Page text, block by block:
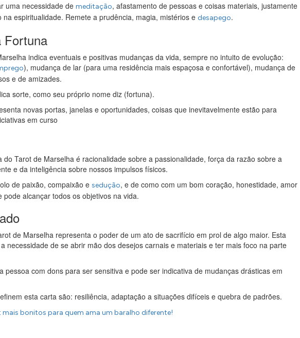
uma necessidade de meditação, afastamento de pessoas e coisas materiais, justamente
espiritualidade. Remete a prudência, magia, mistérios e desapego.
Fortuna
indica eventuais e positivas mudanças da vida, sempre no intuito de evolução:
), mudança de lar (para uma residência mais espaçosa e confortável), mudança de
e de amizades.
sorte, como seu próprio nome diz (fortuna).
novas portas, janelas e oportunidades, coisas que inevitavelmente estão para
em curso
do Tarot de Marselha é racionalidade sobre a passionalidade, força da razão sobre a
e da inteligência sobre nossos impulsos físicos.
de paixão, compaixão e sedução, e de como com um bom coração, honestidade, amor
pode alcançar todos os objetivos na vida.
de Marselha representa o poder de um ato de sacrifício em prol de algo maior. Esta
necessidade de se abrir mão dos desejos carnais e materiais e ter mais foco na parte
pessoa com dons para ser sensitiva e pode ser indicativa de mudanças drásticas em
esta carta são: resiliência, adaptação a situações difíceis e quebra de padrões.
mais bonitos para quem ama um baralho diferente!